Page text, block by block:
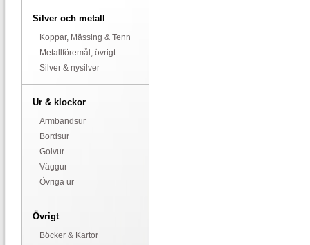
Silver och metall
Koppar, Mässing & Tenn
Metallföremål, övrigt
Silver & nysilver
Ur & klockor
Armbandsur
Bordsur
Golvur
Väggur
Övriga ur
Övrigt
Böcker & Kartor